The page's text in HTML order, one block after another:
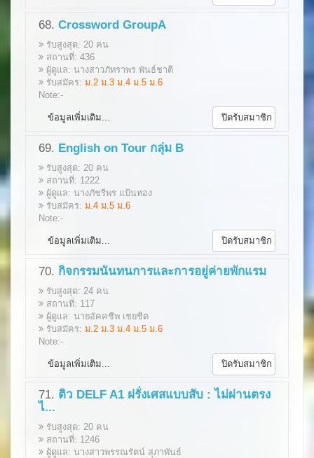
68. Crossword GroupA
รับสูงสุด: 20 คน
สถานที่: 436
ผู้ดูแล: นางสาวภัทราพร พันธ์ชาติ
รับสมัคร: ม.2 ม.3 ม.4 ม.5 ม.6
Note:-
ข้อมูลเพิ่มเติม... ปิดรับสมาชิก
69. English on Tour กลุ่ม B
รับสูงสุด: 20 คน
สถานที่: 1222
ผู้ดูแล: นางภัชรีพร แป้นทอง
รับสมัคร: ม.4 ม.5 ม.6
Note:-
ข้อมูลเพิ่มเติม... ปิดรับสมาชิก
70. กิจกรรมนันทนการและการอยู่ค่ายพักแรม
รับสูงสุด: 24 คน
สถานที่: 117
ผู้ดูแล: นายอัคคชีพ เชยชิต
รับสมัคร: ม.2 ม.3 ม.4 ม.5 ม.6
Note:-
ข้อมูลเพิ่มเติม... ปิดรับสมาชิก
71. ติว DELF A1 ฝรั่งเศสแบบสับ : ไม่ผ่านตรง
ไ...
รับสูงสุด: 20 คน
สถานที่: 1246
ผู้ดูแล: นางสาวพรรณรัตน์ สุภาพันธ์